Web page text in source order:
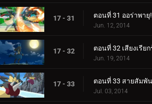
17 - 31 ตอนที่ 31 ออร่าพายุ!
Jun. 12, 2014
17 - 32
Jun. 19, 2014
17 - 33
Jul. 03, 2014